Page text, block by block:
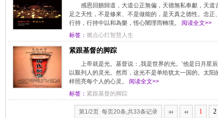
感恩回饋歸道，大道公正無偏，天德無私奉獻，天
足之天性，不是修來、不是做能的，是天真之德性。念
行持，行持中以和為樂，悟心闡理而轉境。 阅读全文>>
标签： 燃点心灯智慧人生
紧跟基督的脚踪
上帝就是光。基督说：‚我是世界的光。‛他是日月星
以艱列人的灵光。然而，这光不是单给犹太一国的。太
样照亮每个人的心灵。 阅读全文>>
标签： 紧跟基督的脚踪
第1/2页 每页20条,共33条记录 1 2